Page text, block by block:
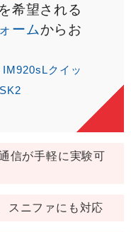
希望される
ームからお
IM920sLクイッ
信が手軽に実験可
スニファにも対応